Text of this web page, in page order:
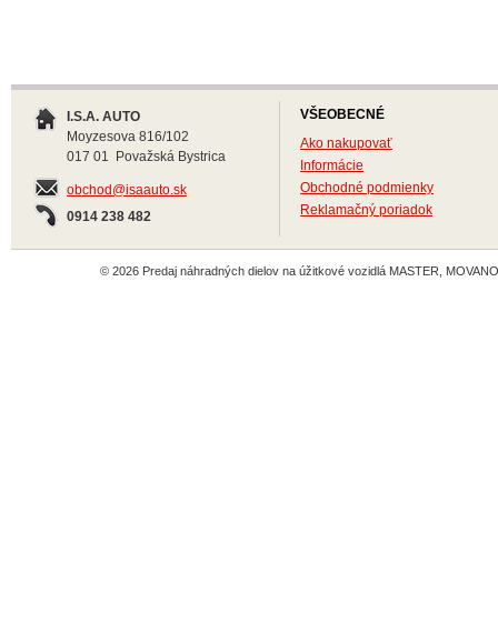
I.S.A. AUTO
Moyzesova 816/102
017 01 Považská Bystrica
obchod@isaauto.sk
0914 238 482
VŠEOBECNÉ
Ako nakupovať
Informácie
Obchodné podmienky
Reklamačný poriadok
© 2026 Predaj náhradných dielov na úžitkové vozidlá MASTER,